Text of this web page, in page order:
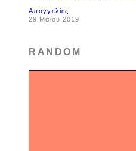
Απαγγελίες
29 Μαΐου 2019
RANDOM